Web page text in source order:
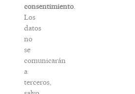
consentimiento.
Los
datos
no
se
comunicarán
a
terceros,